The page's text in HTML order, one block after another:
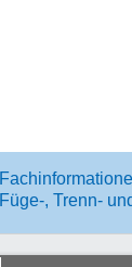
Füge-, Trenn-